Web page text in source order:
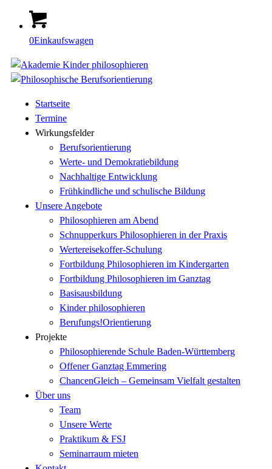
0Einkaufswagen
Startseite
Termine
Wirkungsfelder
Berufsorientierung
Werte- und Demokratiebildung
Nachhaltige Entwicklung
Frühkindliche und schulische Bildung
Unsere Angebote
Philosophieren am Abend
Schnupperkurs Philosophieren in der Praxis
Wertereisekoffer-Schulung
Fortbildung Philosophieren im Kindergarten
Fortbildung Philosophieren im Ganztag
Basisausbildung
Kinder philosophieren
Berufungs!Orientierung
Projekte
Philosophierende Schule Baden-Württemberg
Offener Ganztag Emmering
ChancenGleich – Gemeinsam Vielfalt gestalten
Über uns
Team
Unsere Werte
Praktikum & FSJ
Seminarraum mieten